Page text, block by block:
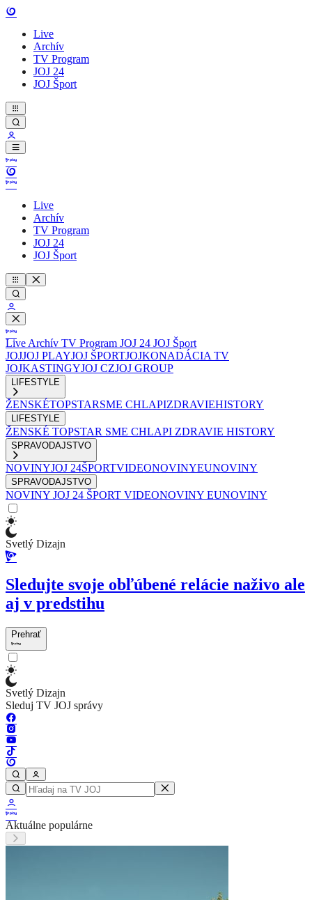
Live
Archív
TV Program
JOJ 24
JOJ Šport
Live
Archív
TV Program
JOJ 24
JOJ Šport
Live Archív TV Program JOJ 24 JOJ Šport
JOJJOJ PLAYJOJ ŠPORTJOJKONADÁCIA TV
JOJKASTINGYJOJ CZJOJ GROUP
LIFESTYLE
ŽENSKÉTOPSTARSME CHLAPIZDRAVIEHISTORY
LIFESTYLE
ŽENSKÉ TOPSTAR SME CHLAPI ZDRAVIE HISTORY
SPRAVODAJSTVO
NOVINYJOJ 24ŠPORTVIDEONOVINYEUNOVINY
SPRAVODAJSTVO
NOVINY JOJ 24 ŠPORT VIDEONOVINY EUNOVINY
Svetlý Dizajn
Sledujte svoje obľúbené relácie naživo ale
aj v predstihu
Prehrať
Svetlý Dizajn
Sleduj TV JOJ správy
Aktuálne populárne